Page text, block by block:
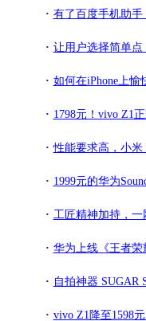
有了百度手机助手 让你
让用户选择简单点，真正的全
如何在iPhone上愉快
1798元！vivo Z1正式发
性能要求高，小米 MIUI 12 超级壁
1999元的华为Sound X深
工匠精神加持，一网友把这台两
华为上线《王者荣耀》四大美女限
自拍神器 SUGAR S手
vivo Z1降至1598元